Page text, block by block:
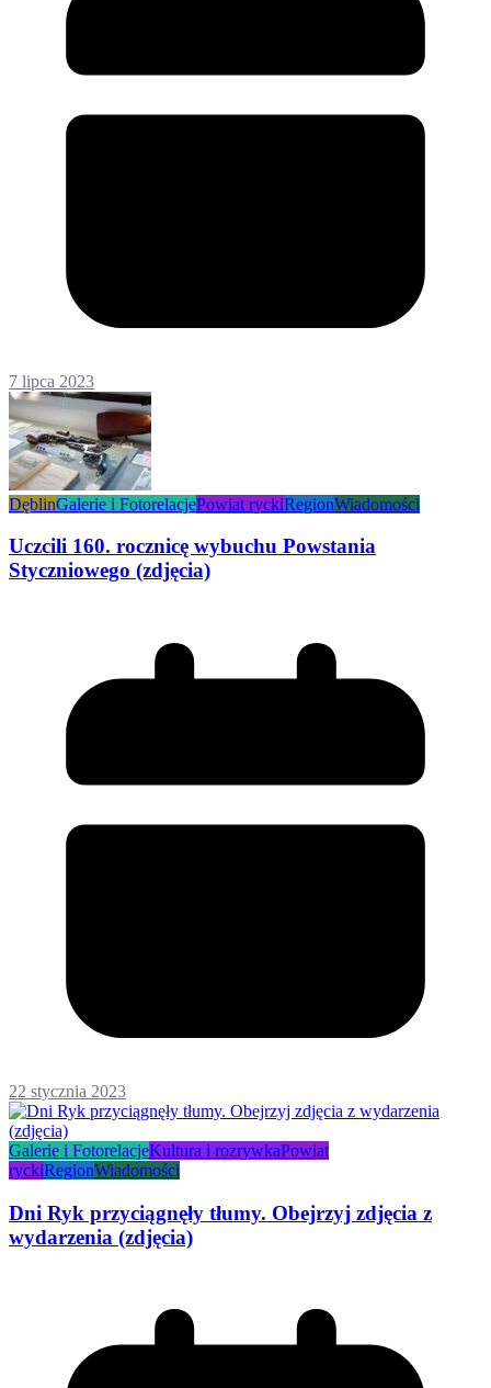
7 lipca 2023
DęblinGalerie i FotorelacjePowiat ryckiRegionWiadomości
Uczcili 160. rocznicę wybuchu Powstania
Styczniowego (zdjęcia)
22 stycznia 2023
Galerie i FotorelacjeKultura i rozrywkaPowiat
ryckiRegionWiadomości
Dni Ryk przyciągnęły tłumy. Obejrzyj zdjęcia z
wydarzenia (zdjęcia)